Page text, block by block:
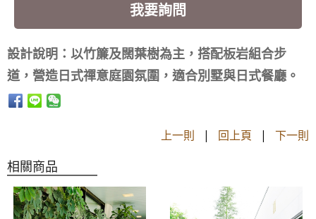
我要詢問
設計說明：​以竹簾及闊葉樹為主，搭配板岩組合步
道，營造日式禪意庭園氛圍，適合別墅與日式餐廳。
上一則 | 回上頁 | 下一則
相關商品